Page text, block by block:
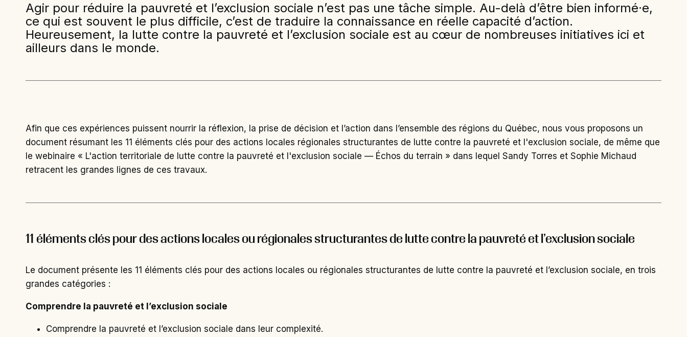
Agir pour réduire la pauvreté et l’exclusion sociale n’est pas une tâche simple. Au-delà d’être bien informé·e,
ce qui est souvent le plus difficile, c’est de traduire la connaissance en réelle capacité d’action.
Heureusement, la lutte contre la pauvreté et l’exclusion sociale est au cœur de nombreuses initiatives ici et
ailleurs dans le monde.
Afin que ces expériences puissent nourrir la réflexion, la prise de décision et l’action dans l’ensemble des régions du Québec, nous vous proposons un
document résumant les 11 éléments clés pour des actions locales régionales structurantes de lutte contre la pauvreté et l'exclusion sociale, de même que
le webinaire « L'action territoriale de lutte contre la pauvreté et l'exclusion sociale — Échos du terrain » dans lequel Sandy Torres et Sophie Michaud
retracent les grandes lignes de ces travaux.
11 éléments clés pour des actions locales ou régionales structurantes de lutte contre la pauvreté et l’exclusion sociale
Le document présente les 11 éléments clés pour des actions locales ou régionales structurantes de lutte contre la pauvreté et l’exclusion sociale, en trois
grandes catégories :
Comprendre la pauvreté et l’exclusion sociale
Comprendre la pauvreté et l’exclusion sociale dans leur complexité.